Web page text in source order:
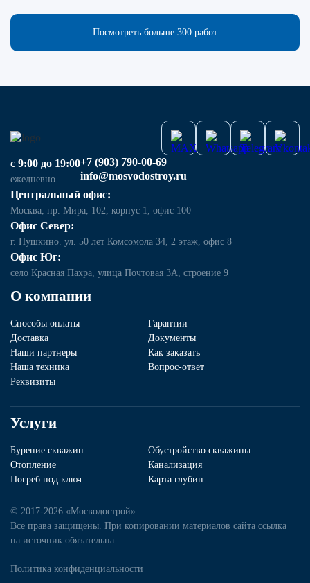
Посмотреть больше 300 работ
О компании
Способы оплаты
Гарантии
Доставка
Документы
Наши партнеры
Как заказать
Наша техника
Вопрос-ответ
Реквизиты
Услуги
Бурение скважин
Обустройство скважины
Отопление
Канализация
Погреб под ключ
Карта глубин
с 9:00 до 19:00
ежедневно
+7 (903) 790-00-69
info@mosvodostroy.ru
Центральный офис:
Москва, пр. Мира, 102, корпус 1, офис 100
Офис Север:
г. Пушкино. ул. 50 лет Комсомола 34, 2 этаж, офис 8
Офис Юг:
село Красная Пахра, улица Почтовая 3А, строение 9
© 2017-2026 «Мосводострой».
Все права защищены. При копировании материалов сайта ссылка
на источник обязательна.
Политика конфиденциальности